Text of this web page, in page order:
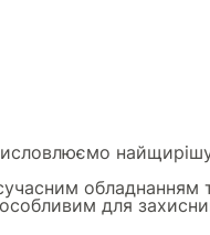
обладнанням
для